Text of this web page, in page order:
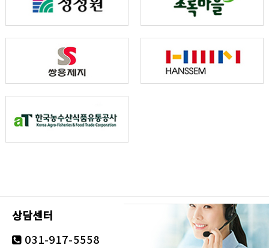
상담센터
031-917-5558